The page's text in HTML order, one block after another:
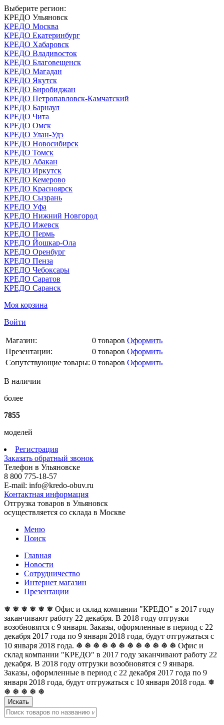
Выберите регион:
КРЕДО Ульяновск
КРЕДО Москва
КРЕДО Екатеринбург
КРЕДО Хабаровск
КРЕДО Владивосток
КРЕДО Благовещенск
КРЕДО Магадан
КРЕДО Якутск
КРЕДО Биробиджан
КРЕДО Петропавловск-Камчатский
КРЕДО Барнаул
КРЕДО Чита
КРЕДО Омск
КРЕДО Улан-Удэ
КРЕДО Новосибирск
КРЕДО Томск
КРЕДО Абакан
КРЕДО Иркутск
КРЕДО Кемерово
КРЕДО Красноярск
КРЕДО Сызрань
КРЕДО Уфа
КРЕДО Нижний Новгород
КРЕДО Ижевск
КРЕДО Пермь
КРЕДО Йошкар-Ола
КРЕДО Оренбург
КРЕДО Пенза
КРЕДО Чебоксары
КРЕДО Саратов
КРЕДО Саранск
Моя корзина
Войти
Магазин: 0 товаров Оформить
Презентации:
0 товаров Оформить
Сопутствующие товары: 0 товаров Оформить
В наличии
более
7855
моделей
Регистрация
Заказать обратный звонок
Телефон в Ульяновске
8 800 775-18-57
E-mail: info@kredo-obuv.ru
Контактная информация
Отгрузка товаров в Ульяновск
осуществляется со склада в Москве
Меню
Поиск
Главная
Новости
Сотрудничество
Интернет магазин
Презентации
❅ ❅ ❅ ❅ ❅ ❅ Офис и склад компании "КРЕДО" в 2017 году
заканчивают работу 22 декабря. В 2018 году отгрузки
возобновятся с 9 января. Заказы, оформленные в период с 22
декабря 2017 года по 9 января 2018 года, будут отгружаться с
10 января 2018 года. ❅ ❅ ❅ ❅ ❅ ❅ ❅ ❅ ❅ ❅ ❅ ❅ Офис и
склад компании "КРЕДО" в 2017 году заканчивают работу 22
декабря. В 2018 году отгрузки возобновятся с 9 января.
Заказы, оформленные в период с 22 декабря 2017 года по 9
января 2018 года, будут отгружаться с 10 января 2018 года. ❅
❅ ❅ ❅ ❅ ❅
Искать